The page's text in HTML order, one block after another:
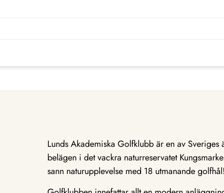
Lunds Akademiska Golfklubb är en av
belägen i det vackra naturreservatet
sann naturupplevelse med 18 utmanande golfhål!